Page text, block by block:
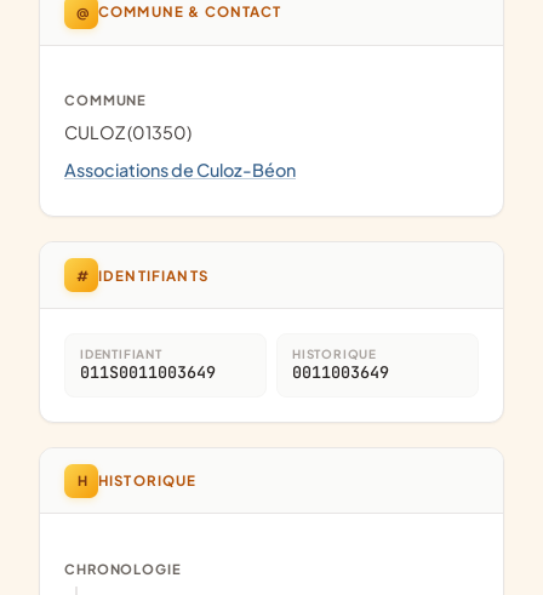
@ COMMUNE & CONTACT
COMMUNE
CULOZ (01350)
Associations de Culoz-Béon
# IDENTIFIANTS
IDENTIFIANT
011S0011003649
HISTORIQUE
0011003649
H HISTORIQUE
CHRONOLOGIE